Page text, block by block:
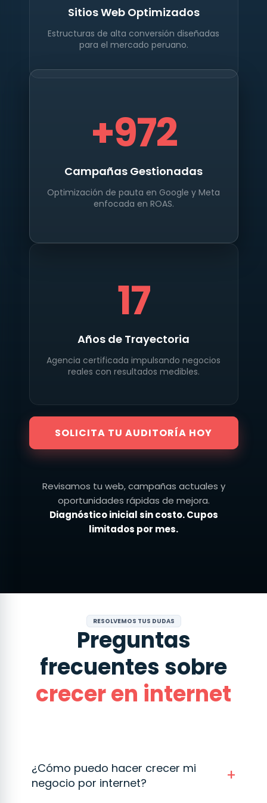
Sitios Web Optimizados
Estructuras de alta conversión diseñadas
para el mercado peruano.
+972
Campañas Gestionadas
Optimización de pauta en Google y Meta
enfocada en ROAS.
17
Años de Trayectoria
Agencia certificada impulsando negocios
reales con resultados medibles.
SOLICITA TU AUDITORÍA HOY
Revisamos tu web, campañas actuales y
oportunidades rápidas de mejora.
Diagnóstico inicial sin costo. Cupos
limitados por mes.
RESOLVEMOS TUS DUDAS
Preguntas
frecuentes sobre
crecer en internet
¿Cómo puedo hacer crecer mi
negocio por internet?